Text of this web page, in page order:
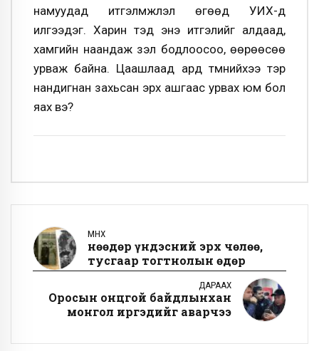
намуудад итгэлмжлэл өгөөд УИХ-д
илгээдэг. Харин тэд энэ итгэлийг алдаад,
хамгийн наандаж үзэл бодлоосоо, өөрөөсөө
урваж байна. Цаашлаад ард түмнийхээ тэр
нандигнан захьсан эрх ашгаас урвах юм бол
яах вэ?
ӨМНӨХ
Өнөөдөр үндэсний эрх чөлөө,
тусгаар тогтнолын өдөр
ДАРААХ
Оросын онцгой байдлынхан
монгол иргэдийг аварчээ